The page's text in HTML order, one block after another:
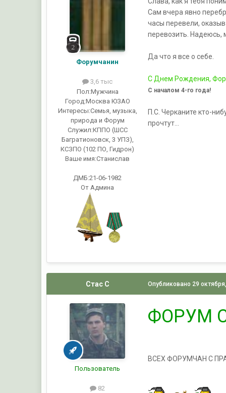
Форумчанин
3,6 тыс
Пол:Мужчина
Город:Москва ЮЗАО
Интересы:Семья, музыка,
природа и Форум
Служил:КППО (ШСС
Багратионовск, 3 УПЗ),
КСЗПО (102 ПО, Гидрон)
Ваше имя:Станислав
ДМБ:21-06-1982
От Админа
Сам вчера явно
часы перевели,
перевозить. Надеюсь,
Да что я все о себе.
С Днем Рождения,
С началом 4-го года!
П.С. Черканите кто-
прочтут...
Стас С
Пользователь
82
Опубликовано 29
ФОРУМ
ВСЕХ ФОРУМЧАН С